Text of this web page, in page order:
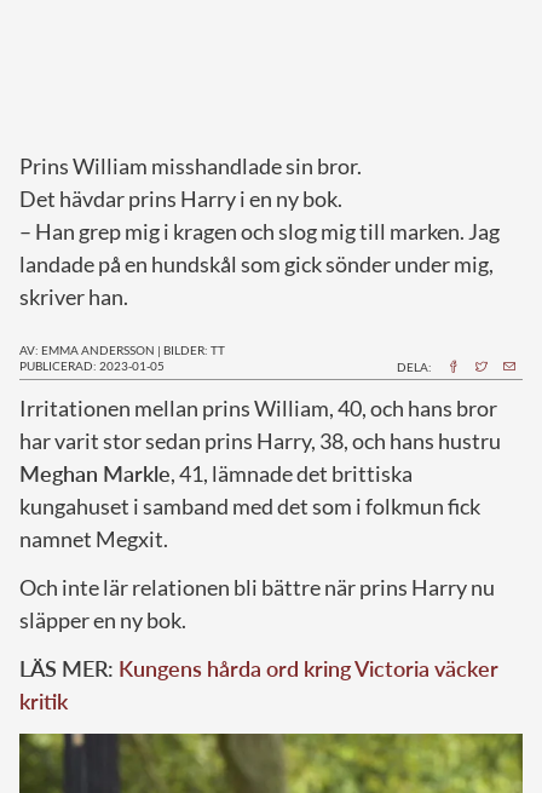
Prins William misshandlade sin bror.
Det hävdar prins Harry i en ny bok.
– Han grep mig i kragen och slog mig till marken. Jag
landade på en hundskål som gick sönder under mig,
skriver han.
AV: EMMA ANDERSSON | BILDER: TT
PUBLICERAD: 2023-01-05
DELA:
Irritationen mellan prins William, 40, och hans bror
har varit stor sedan prins Harry, 38, och hans hustru
Meghan Markle, 41, lämnade det brittiska
kungahuset i samband med det som i folkmun fick
namnet Megxit.
Och inte lär relationen bli bättre när prins Harry nu
släpper en ny bok.
LÄS MER: Kungens hårda ord kring Victoria väcker
kritik